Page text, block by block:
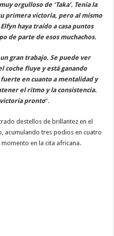
orgulloso de ‘Taka’. Tenía la
primera victoria, pero al mismo
haya traído a casa puntos
de parte de esos muchachos.
un gran trabajo. Se puede ver
coche fluye y está ganando
fuerte en cuanto a mentalidad y
el ritmo y la consistencia.
victoria pronto”.
destellos de brillantez en el
acumulando tres podios en cuatro
en la cita africana.